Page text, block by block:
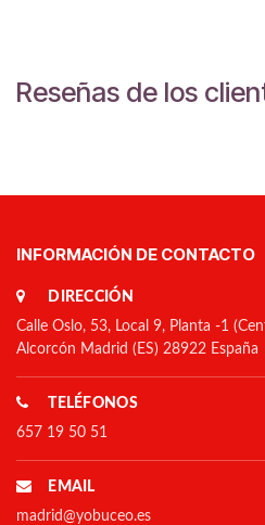
Reseñas de los
INFORMACIÓN DE CONTACTO
DIRECCIÓN
Calle Oslo, 53, Local 9, Planta -1
Alcorcón Madrid (ES) 28922 España
TELÉFONOS
657 19 50 51
EMAIL
madrid@yobuceo.es